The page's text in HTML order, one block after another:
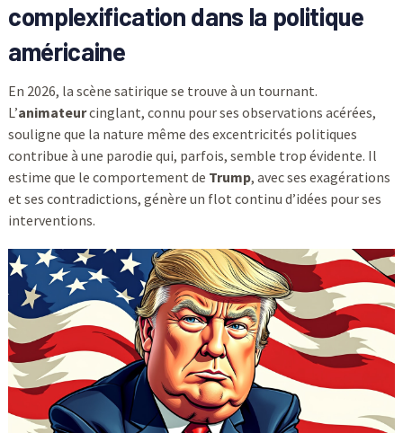
complexification dans la politique
américaine
En 2026, la scène satirique se trouve à un tournant.
L’animateurcinglant, connu pour ses observations acérées,
souligne que la nature même des excentricités politiques
contribue à une parodie qui, parfois, semble trop évidente. Il
estime que le comportement de Trump, avec ses exagérations
et ses contradictions, génère un flot continu d’idées pour ses
interventions.